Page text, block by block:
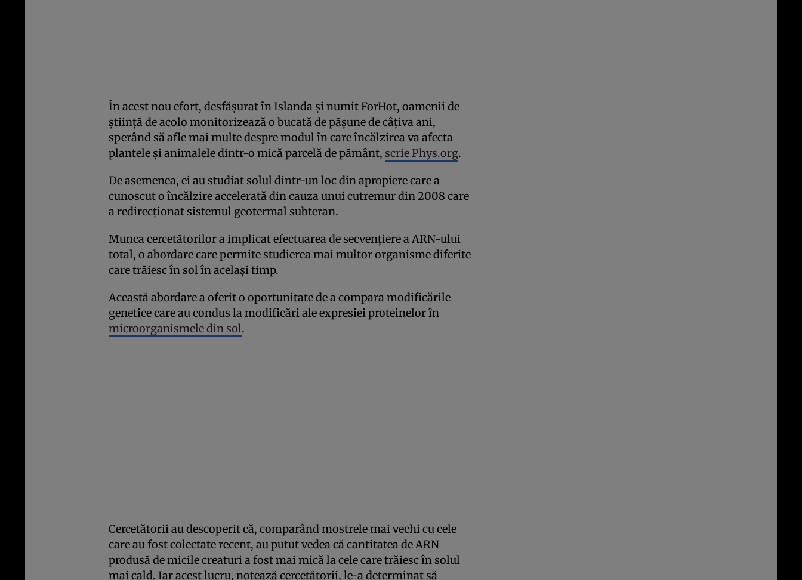
În acest nou efort, desfășurat în Islanda și numit ForHot, oamenii de
știință de acolo monitorizează o bucată de pășune de câțiva ani,
sperând să afle mai multe despre modul în care încălzirea va afecta
plantele și animalele dintr-o mică parcelă de pământ, scrie Phys.org.
De asemenea, ei au studiat solul dintr-un loc din apropiere care a
cunoscut o încălzire accelerată din cauza unui cutremur din 2008 care
a redirecționat sistemul geotermal subteran.
Munca cercetătorilor a implicat efectuarea de secvențiere a ARN-ului
total, o abordare care permite studierea mai multor organisme diferite
care trăiesc în sol în același timp.
Această abordare a oferit o oportunitate de a compara modificările
genetice care au condus la modificări ale expresiei proteinelor în
microorganismele din sol.
Cercetătorii au descoperit că, comparând mostrele mai vechi cu cele
care au fost colectate recent, au putut vedea că cantitatea de ARN
produsă de micile creaturi a fost mai mică la cele care trăiesc în solul
mai cald. Iar acest lucru, notează cercetătorii, le-a determinat să